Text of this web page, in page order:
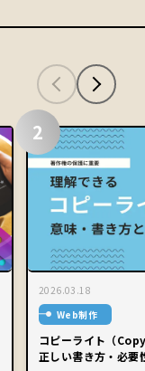
2026.03.18
Web制作
コピーライト（
正しい書き方・必要
2